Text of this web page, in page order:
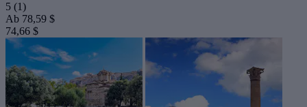
5 (1)
Ab 78,59 $
74,66 $